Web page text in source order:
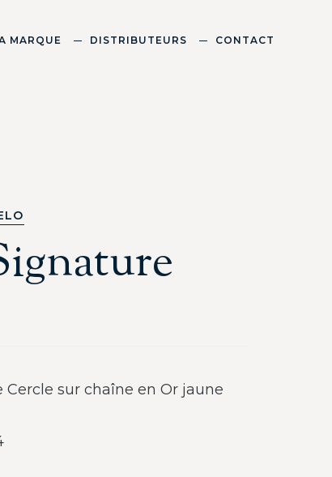
MARQUE DISTRIBUTEURS CONTACT
sur chaîne en Or jaune